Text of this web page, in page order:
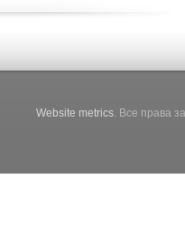
Website metrics . Все права